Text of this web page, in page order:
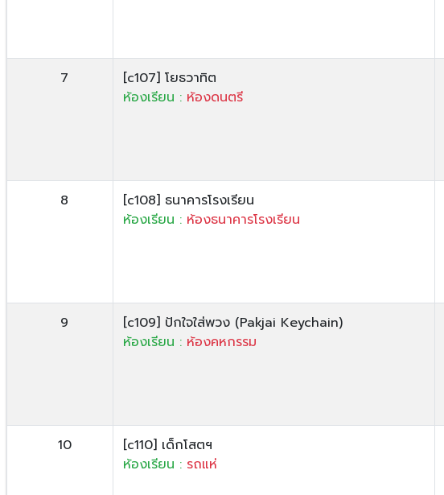
7
[c107] โยธวาทิต
ห้องเรียน : ห้องดนตรี
8
[c108] ธนาคารโรงเรียน
ห้องเรียน : ห้องธนาคารโรงเรียน
9
[c109] ปักใจใส่พวง (Pakjai Keychain)
ห้องเรียน : ห้องคหกรรม
10
[c110] เด็กโสตฯ
ห้องเรียน : รถแห่